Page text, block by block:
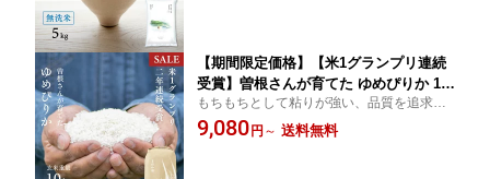
【期間限定価格】【米1グランプリ連続
受賞】曽根さんが育てた ゆめぴりか 10
kg (5kg×2袋) 令和7年産 北海道妹背牛産
玄米・白米・分づき米 送料無料 鮮度保
もちもちとして粘りが強い、品質を追求し
た至高米
9,080 円 ～ 送料無料